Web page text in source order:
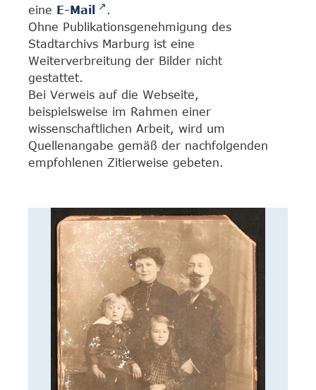
eine E-Mail
.
Ohne Publikationsgenehmigung des
Stadtarchivs Marburg ist eine
Weiterverbreitung der Bilder nicht
gestattet.
Bei Verweis auf die Webseite,
beispielsweise im Rahmen einer
wissenschaftlichen Arbeit, wird um
Quellenangabe gemäß der nachfolgenden
empfohlenen Zitierweise gebeten.